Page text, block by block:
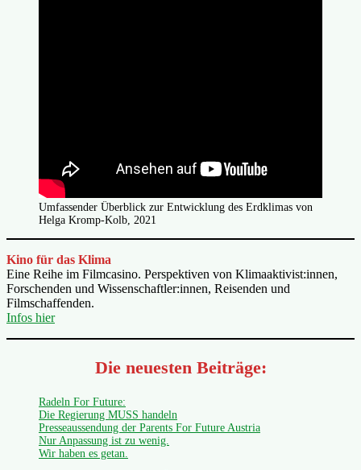
Umfassender Überblick zur Entwicklung des Erdklimas von
Helga Kromp-Kolb, 2021
Kino für das Klima
Eine Reihe im Filmcasino. Perspektiven von Klimaaktivist:innen,
Forschenden und Wissenschaftler:innen, Reisenden und
Filmschaffenden.
Infos hier
Die neuesten Beiträge:
Radeln For Future:
Die Regierung MUSS handeln
Presseaussendung der Parents For Future Austria
Nur Anpassung ist zu wenig.
Wir haben es getan.